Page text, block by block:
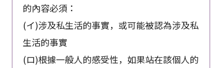
的內容必須：
(イ)涉及私生活的事實，或可能被認為涉及私
生活的事實
(ロ)根據一般人的感受性，如果站在該個人的